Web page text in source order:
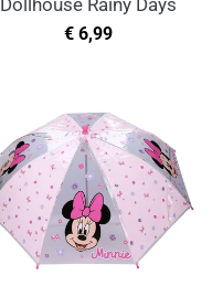
Dollhouse Rainy Days
Normale
€ 6,99